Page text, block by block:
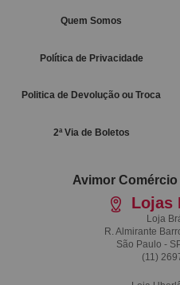
Quem Somos
Política de Privacidade
Politica de Devolução ou Troca
2ª Via de Boletos
Avimor
Lojas
Loja
R. Almirante
São Paulo -
(11)